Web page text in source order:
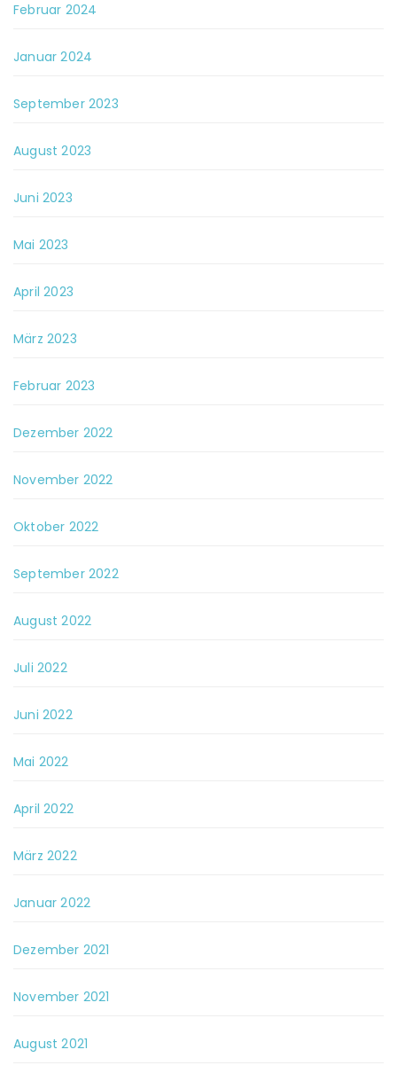
Februar 2024
Januar 2024
September 2023
August 2023
Juni 2023
Mai 2023
April 2023
März 2023
Februar 2023
Dezember 2022
November 2022
Oktober 2022
September 2022
August 2022
Juli 2022
Juni 2022
Mai 2022
April 2022
März 2022
Januar 2022
Dezember 2021
November 2021
August 2021